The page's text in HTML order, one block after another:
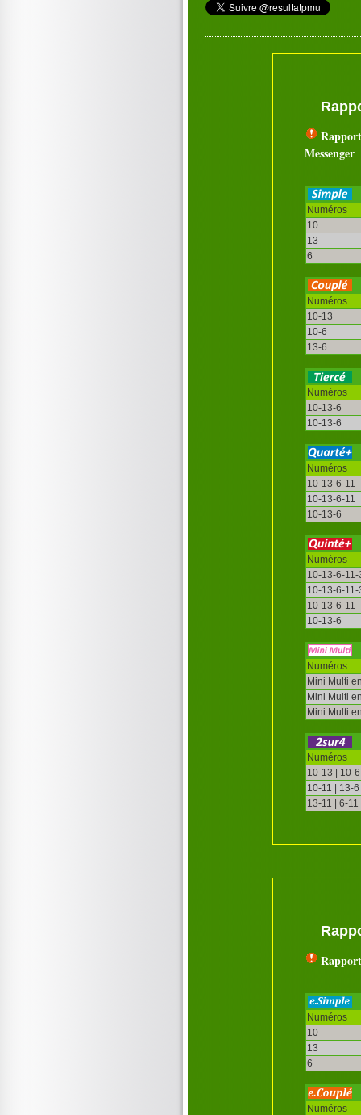
Messenger
Numéros
10
13
6
Numéros
10-13
10-6
13-6
Numéros
10-13-6
10-13-6
Numéros
10-13-6-11
10-13-6-11
10-13-6
Numéros
10-13-6-11-
10-13-6-11-
10-13-6-11
10-13-6
Numéros
Mini Multi
Mini Multi
Mini Multi
Numéros
10-13 | 10-6
10-11 | 13-6
13-11 | 6-11
Numéros
10
13
6
Numéros